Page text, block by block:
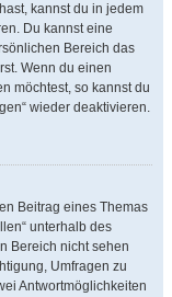
kannst du in jedem
Du kannst eine
Bereich das
Wenn du einen
möchtest, so kannst du
wieder deaktivieren.
Beitrag eines Themas
unterhalb des
Bereich nicht sehen
Umfragen zu
Antwortmöglichkeiten